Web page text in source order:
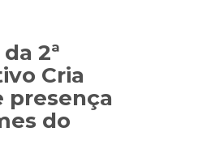
2ª
Cria
presença
do